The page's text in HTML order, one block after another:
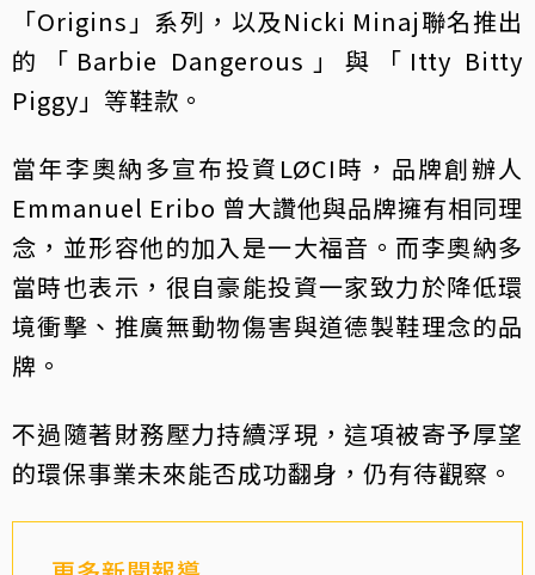
「Origins」系列，以及Nicki Minaj聯名推出
的「Barbie Dangerous」與「Itty Bitty
Piggy」等鞋款。
當年李奧納多宣布投資LØCI時，品牌創辦人
Emmanuel Eribo 曾大讚他與品牌擁有相同理
念，並形容他的加入是一大福音。而李奧納多
當時也表示，很自豪能投資一家致力於降低環
境衝擊、推廣無動物傷害與道德製鞋理念的品
牌。
不過隨著財務壓力持續浮現，這項被寄予厚望
的環保事業未來能否成功翻身，仍有待觀察。